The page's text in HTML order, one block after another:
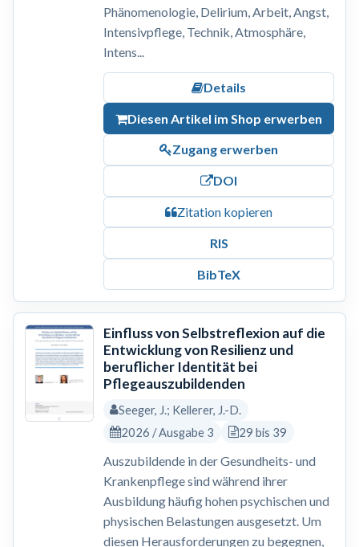
Phänomenologie, Delirium, Arbeit, Angst,
Intensivpflege, Technik, Atmosphäre,
Intens...
Details
Diesen Artikel im Shop erwerben
Zugang erwerben
DOI
Zitation kopieren
RIS
BibTeX
Einfluss von Selbstreflexion auf die
Entwicklung von Resilienz und
beruflicher Identität bei
Pflegeauszubildenden
Seeger, J.; Kellerer, J.-D.
2026 / Ausgabe 3
29 bis 39
Auszubildende in der Gesundheits- und
Krankenpflege sind während ihrer
Ausbildung häufig hohen psychischen und
physischen Belastungen ausgesetzt. Um
diesen Herausforderungen zu begegnen,